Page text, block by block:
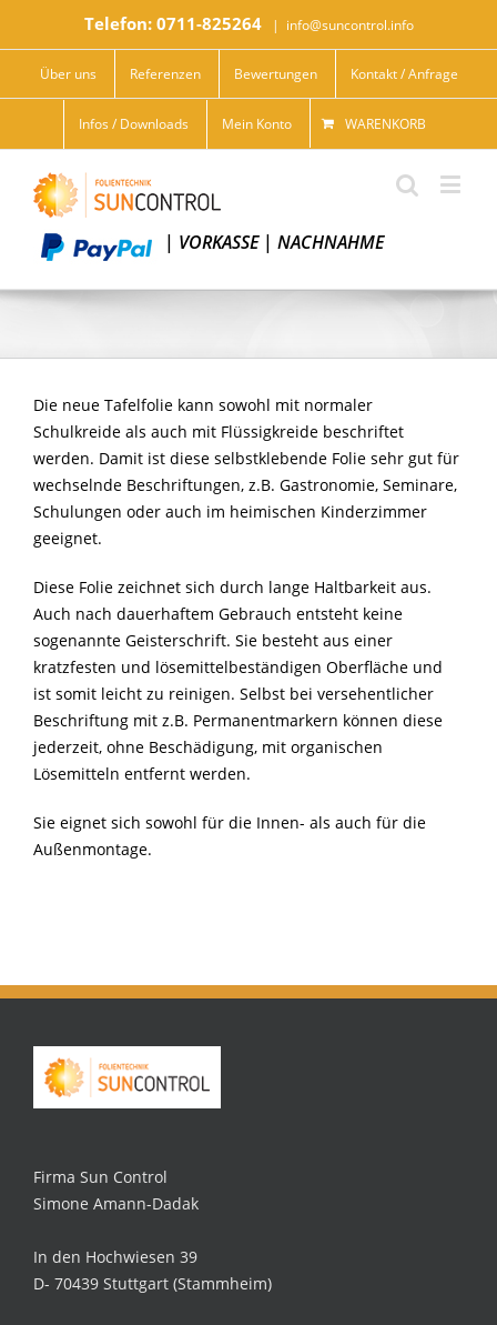
Telefon: 0711-825264 | info@suncontrol.info
Über uns Referenzen Bewertungen Kontakt / Anfrage
Infos / Downloads Mein Konto WARENKORB
| VORKASSE| NACHNAHME
Die neue Tafelfolie kann sowohl mit normaler
Schulkreide als auch mit Flüssigkreide beschriftet
werden. Damit ist diese selbstklebende Folie sehr gut für
wechselnde Beschriftungen, z.B. Gastronomie, Seminare,
Schulungen oder auch im heimischen Kinderzimmer
geeignet.
Diese Folie zeichnet sich durch lange Haltbarkeit aus.
Auch nach dauerhaftem Gebrauch entsteht keine
sogenannte Geisterschrift. Sie besteht aus einer
kratzfesten und lösemittelbeständigen Oberfläche und
ist somit leicht zu reinigen. Selbst bei versehentlicher
Beschriftung mit z.B. Permanentmarkern können diese
jederzeit, ohne Beschädigung, mit organischen
Lösemitteln entfernt werden.
Sie eignet sich sowohl für die Innen- als auch für die
Außenmontage.
Firma Sun Control
Simone Amann-Dadak
In den Hochwiesen 39
D- 70439 Stuttgart (Stammheim)